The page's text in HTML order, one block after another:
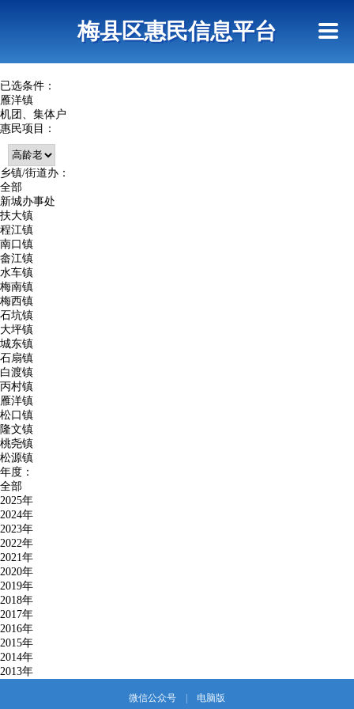
查询指引梅县区惠民信息平台
已选条件：
雁洋镇
机团、集体户
惠民项目：
乡镇/街道办：
全部
新城办事处
扶大镇
程江镇
南口镇
畲江镇
水车镇
梅南镇
梅西镇
石坑镇
大坪镇
城东镇
石扇镇
白渡镇
丙村镇
雁洋镇
松口镇
隆文镇
桃尧镇
松源镇
年度：
全部
2025年
2024年
2023年
2022年
2021年
2020年
2019年
2018年
2017年
2016年
2015年
2014年
2013年
微信公众号 电脑版